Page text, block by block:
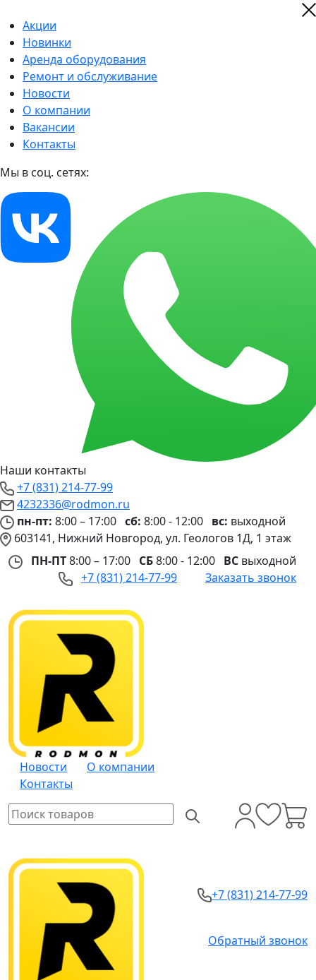
Акции
Новинки
Аренда оборудования
Ремонт и обслуживание
Новости
О компании
Вакансии
Контакты
Мы в соц. сетях:
Наши контакты
+7 (831) 214-77-99
4232336@rodmon.ru
пн-пт: 8:00 – 17:00 сб: 8:00 - 12:00 вс: выходной
603141, Нижний Новгород, ул. Геологов 1Д, 1 этаж
ПН-ПТ8:00 – 17:00 СБ8:00 - 12:00 ВС выходной
+7 (831) 214-77-99
Заказать звонок
Новости
О компании
Контакты
+7 (831) 214-77-99
Обратный звонок